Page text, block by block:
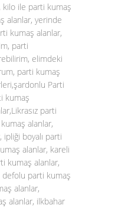
ile parti kumaş
alanlar, yerinde
kumaş alanlar,
parti
elimdeki
parti kumaş
Parti
kumaş
parti
alanlar,
boyalı parti
alanlar, kareli
kumaş alanlar,
defolu parti kumaş
alanlar,
alanlar, ilkbahar